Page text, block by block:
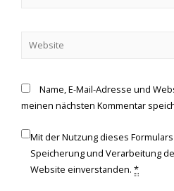
Name, E-Mail-Adresse und
meinen nächsten Kommentar
Mit der Nutzung dieses
Speicherung und Verarbeitung
Website einverstanden. *